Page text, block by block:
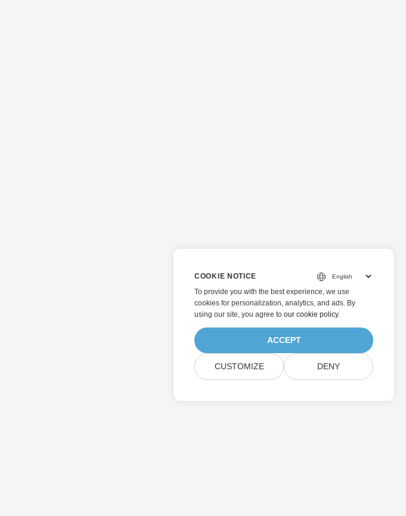
COOKIE NOTICE
To provide you with the best experience, we use
cookies for personalization, analytics, and ads. By
using our site, you agree to our cookie policy.
ACCEPT
CUSTOMIZE DENY